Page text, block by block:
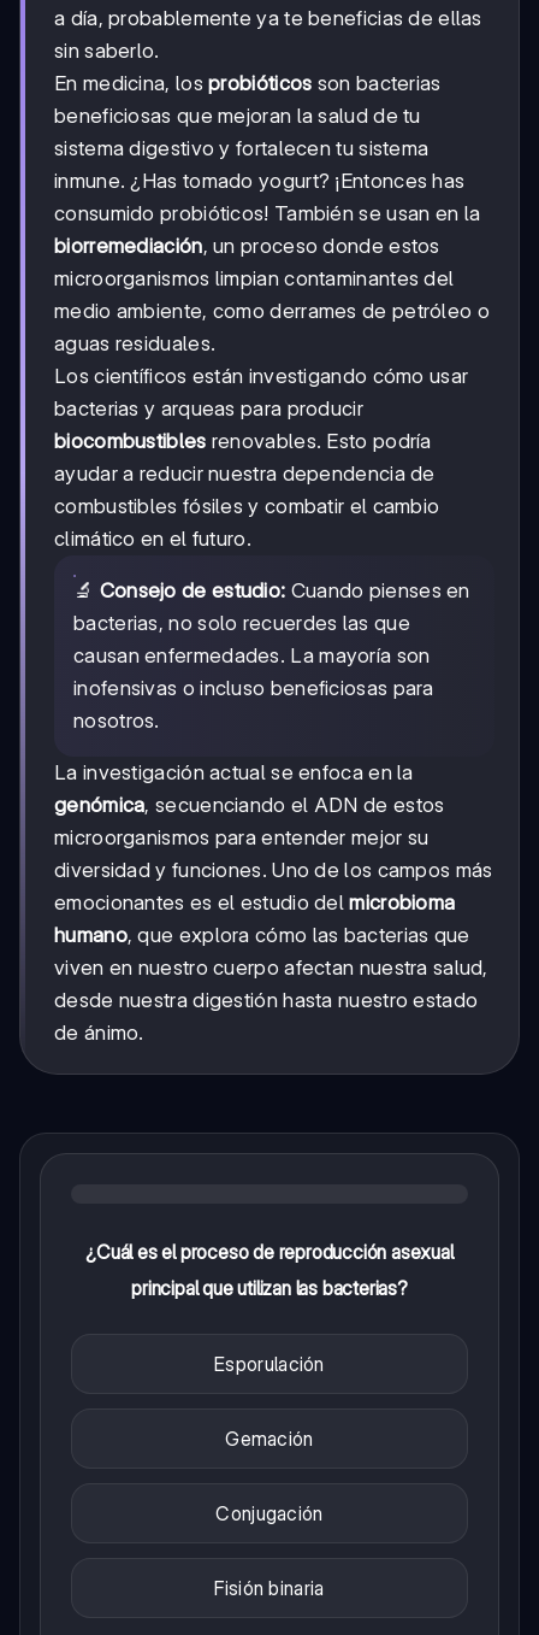
a día, probablemente ya te beneficias de ellas
sin saberlo.
En medicina, losprobióticos son bacterias
beneficiosas que mejoran la salud de tu
sistema digestivo y fortalecen tu sistema
inmune. ¿Has tomado yogurt? ¡Entonces has
consumido probióticos! También se usan en la
biorremediación, un proceso donde estos
microorganismos limpian contaminantes del
medio ambiente, como derrames de petróleo o
aguas residuales.
Los científicos están investigando cómo usar
bacterias y arqueas para producir
biocombustibles renovables. Esto podría
ayudar a reducir nuestra dependencia de
combustibles fósiles y combatir el cambio
climático en el futuro.
🔬 Consejo de estudio: Cuando pienses en
bacterias, no solo recuerdes las que
causan enfermedades. La mayoría son
inofensivas o incluso beneficiosas para
nosotros.
La investigación actual se enfoca en la
genómica, secuenciando el ADN de estos
microorganismos para entender mejor su
diversidad y funciones. Uno de los campos más
emocionantes es el estudio delmicrobioma
humano, que explora cómo las bacterias que
viven en nuestro cuerpo afectan nuestra salud,
desde nuestra digestión hasta nuestro estado
de ánimo.
¿Cuál es el proceso de reproducción asexual
principal que utilizan las bacterias?
Esporulación
Gemación
Conjugación
Fisión binaria